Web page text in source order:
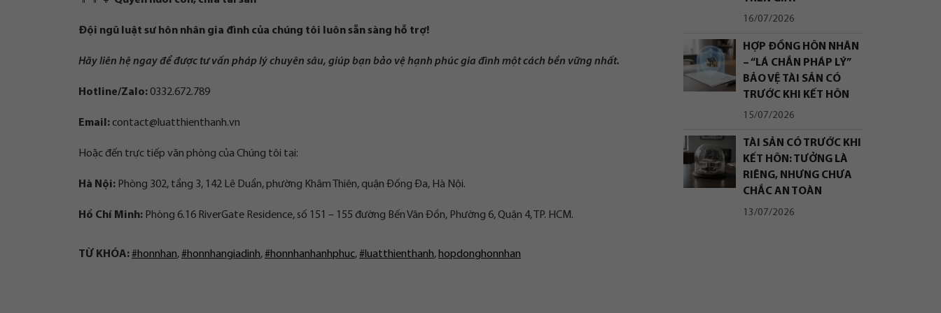
Đội ngũ luật sư hôn nhân gia đình của chúng tôi luôn sẵn sàng hỗ trợ!
Hãy liên hệ ngay để được tư vấn pháp lý chuyên sâu, giúp bạn bảo vệ hạnh phúc gia đình một cách bền vững nhất.
Hotline/Zalo:0332.672.789
Email: contact@luatthienthanh.vn
Hoặc đến trực tiếp văn phòng của Chúng tôi tại:
Hà Nội: Phòng 302, tầng 3, 142 Lê Duẩn, phường Khâm Thiên, quận Đống Đa, Hà Nội.
Hồ Chí Minh: Phòng 6.16 RiverGate Residence, số 151 – 155 đường Bến Vân Đồn, Phường 6, Quận 4, TP. HCM.
TỪ KHÓA:#honnhan,#honnhangiadinh,#honnhanhanhphuc,#luatthienthanh, hopdonghonnhan
16/07/2026
HỢP ĐỒNG HÔN NHÂN
– “LÁ CHẮN PHÁP LÝ”
BẢO VỆ TÀI SẢN CÓ
TRƯỚC KHI KẾT HÔN
15/07/2026
TÀI SẢN CÓ TRƯỚC KHI
KẾT HÔN: TƯỞNG LÀ
RIÊNG, NHƯNG CHƯA
CHẮC AN TOÀN
13/07/2026